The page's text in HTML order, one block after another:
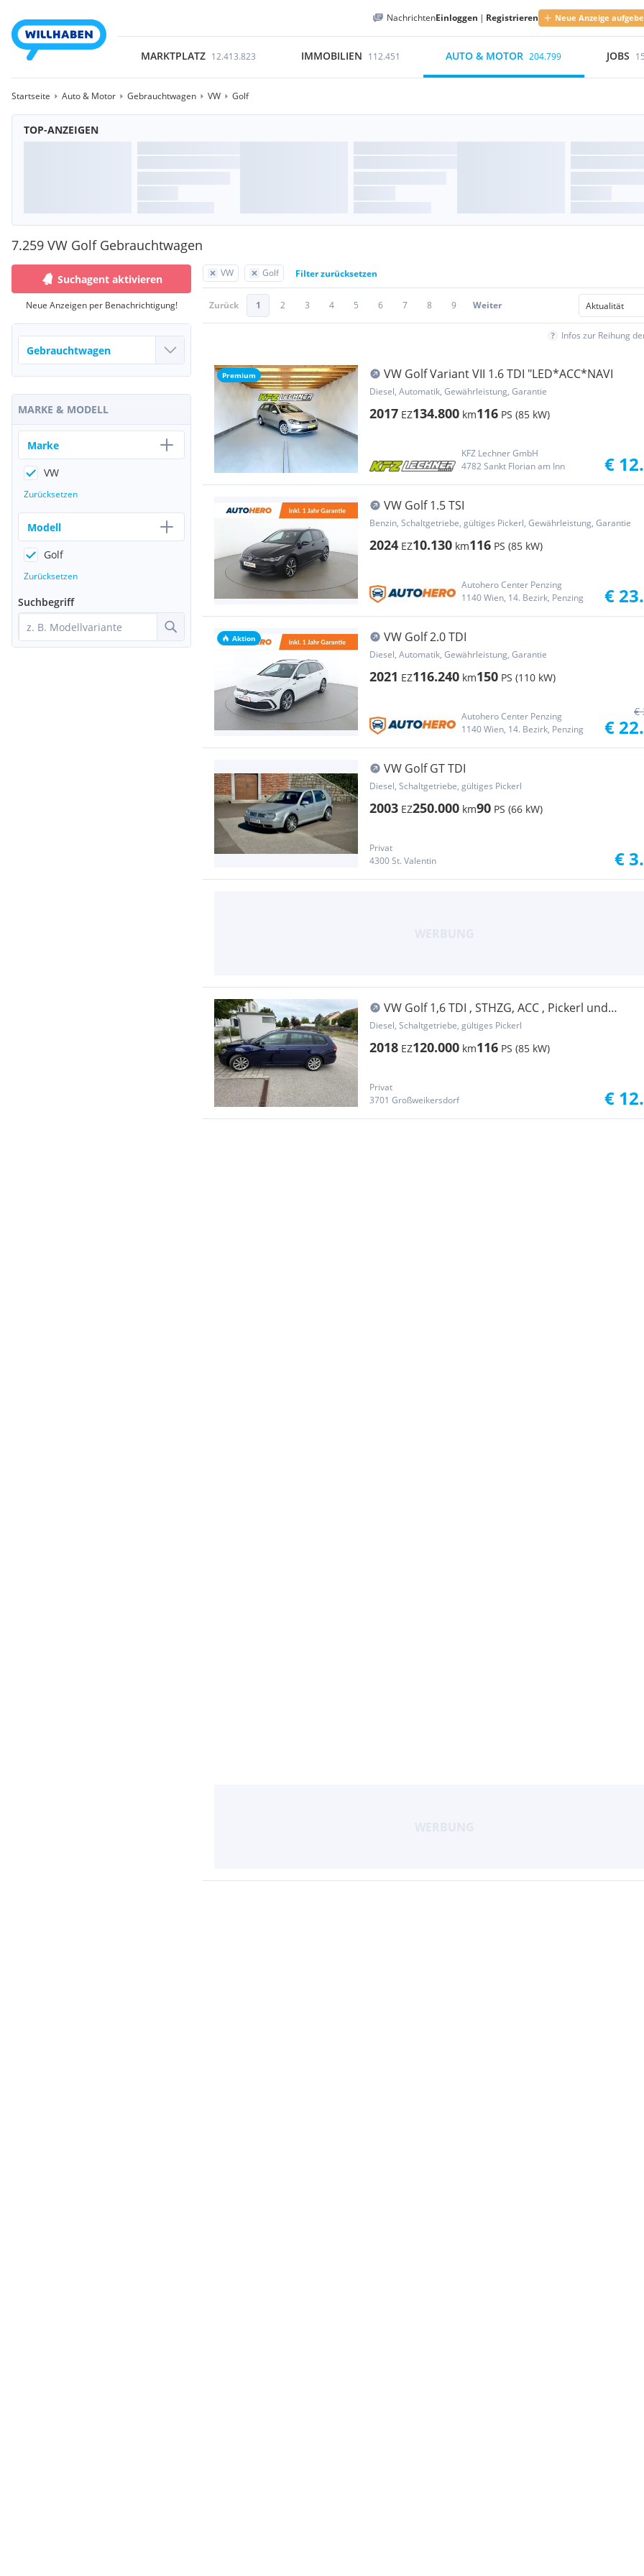
NachrichtenEinloggen | Registrieren Neue Anzeige
MARKTPLATZ 12.413.823 IMMOBILIEN 112.451 AUTO & MOTOR 204.799 JOBS
Startseite Auto & Motor Gebrauchtwagen VW Golf
TOP-ANZEIGEN
7.259 VW Golf Gebrauchtwagen
VW Golf Filter zurücksetzen
Zurück 1 2 3 4 5 6 7 8 9 Weiter
Infos zur Reihung
Premium VW Golf Variant VII 1.6 TDI "LED*ACC*NAVI
Diesel, Automatik, Gewährleistung, Garantie
2017 EZ134.800 km116 PS (85 kW)
KFZ Lechner GmbH
4782 Sankt Florian am Inn
€
VW Golf 1.5 TSI
Benzin, Schaltgetriebe, gültiges Pickerl, Gewährleistung, Garantie
2024 EZ10.130 km116 PS (85 kW)
Autohero Center Penzing
1140 Wien, 14. Bezirk, Penzing
€
Aktion VW Golf 2.0 TDI
Diesel, Automatik, Gewährleistung, Garantie
2021 EZ116.240 km150 PS (110 kW)
Autohero Center Penzing
1140 Wien, 14. Bezirk, Penzing
€
€
VW Golf GT TDI
Diesel, Schaltgetriebe, gültiges Pickerl
2003 EZ250.000 km90 PS (66 kW)
Privat
4300 St. Valentin
€
VW Golf 1,6 TDI , STHZG, ACC , Pickerl und
Service neu
Diesel, Schaltgetriebe, gültiges Pickerl
2018 EZ120.000 km116 PS (85 kW)
Privat
3701 Großweikersdorf
€
Suchagent aktivieren
Neue Anzeigen per Benachrichtigung!
MARKE & MODELL
Marke
VW
Zurücksetzen
Modell
Golf
Zurücksetzen
Suchbegriff